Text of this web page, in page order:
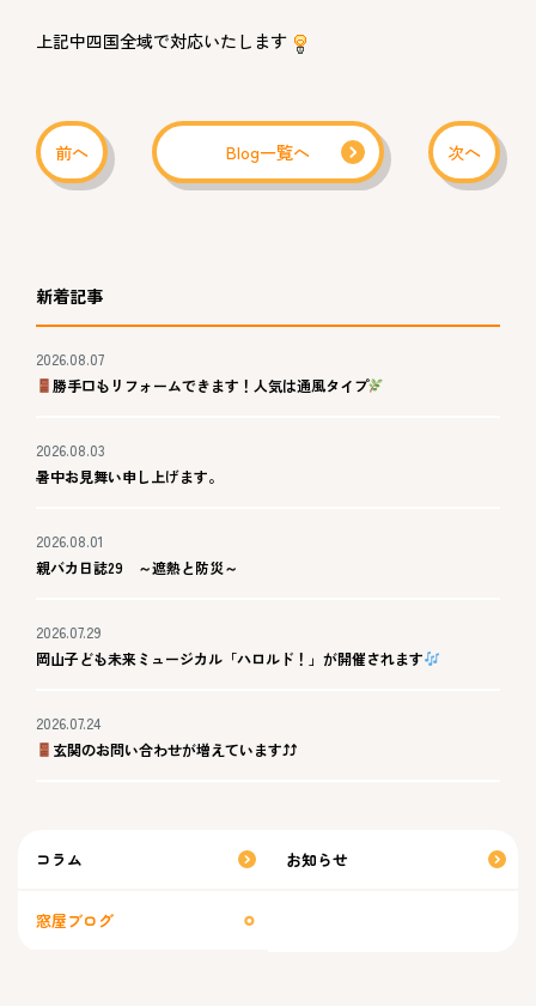
上記中四国全域で対応いたします
前へ 次へ
Blog一覧へ
新着記事
2026.08.07
勝手口もリフォームできます！人気は通風タイプ
2026.08.03
暑中お見舞い申し上げます。
2026.08.01
親バカ日誌29 ～遮熱と防災～
2026.07.29
岡山子ども未来ミュージカル「ハロルド！」が開催されます
2026.07.24
玄関のお問い合わせが増えています⤴⤴
コラム お知らせ
窓屋ブログ